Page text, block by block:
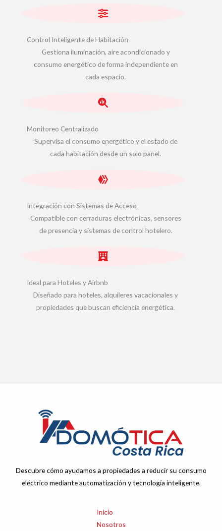
Control Inteligente de Habitación
Gestiona iluminación, aire acondicionado y
consumo energético de forma independiente en
cada espacio.
Monitoreo Centralizado
Supervisa el consumo energético y el estado de
cada habitación desde un solo panel.
Integración con Sistemas de Acceso
Compatible con cerraduras electrónicas, sensores
de presencia y sistemas de control hotelero.
Ideal para Hoteles y Airbnb
Diseñado para hoteles, alquileres vacacionales y
propiedades que buscan eficiencia energética.
Descubre cómo ayudamos a propiedades a reducir su consumo
eléctrico mediante automatización y tecnología inteligente.
Inicio
Nosotros